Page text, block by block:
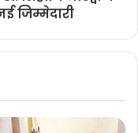
जिम्मेदारी